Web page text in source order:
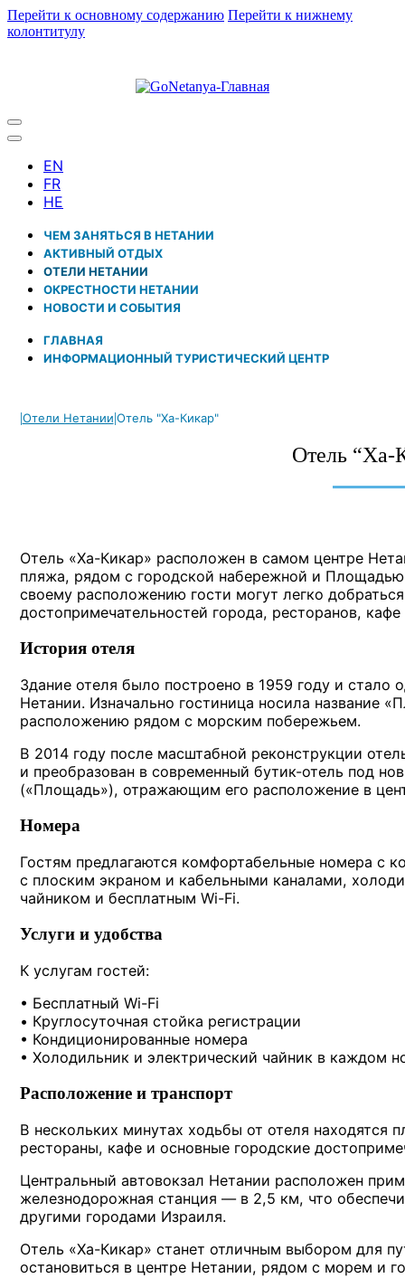
Перейти к основному содержанию Перейти к нижнему
колонтитулу
ЧЕМ ЗАНЯТЬСЯ В НЕТАНИИ
АКТИВНЫЙ ОТДЫХ
ОТЕЛИ НЕТАНИИ
ОКРЕСТНОСТИ НЕТАНИИ
НОВОСТИ И CОБЫТИЯ
ГЛАВНАЯ
ИНФОРМАЦИОННЫЙ ТУРИСТИЧЕСКИЙ ЦЕНТР
|Отели Нетании|Отель "Ха-Кикар"
Отель “Ха-
Отель «Ха-Кикар» расположен в самом центре
пляжа, рядом с городской набережной и
своему расположению гости могут легко
достопримечательностей города, ресторанов, кафе
История отеля
Здание отеля было построено в 1959 году и стало
Нетании. Изначально гостиница носила название
расположению рядом с морским побережьем.
В 2014 году после масштабной реконструкции
и преобразован в современный бутик-отель под
(«Площадь»), отражающим его расположение в
Номера
Гостям предлагаются комфортабельные номера с
с плоским экраном и кабельными каналами,
чайником и бесплатным Wi-Fi.
Услуги и удобства
К услугам гостей:
• Бесплатный Wi-Fi
• Круглосуточная стойка регистрации
• Кондиционированные номера
• Холодильник и электрический чайник в каждом
Расположение и транспорт
В нескольких минутах ходьбы от отеля находятся
рестораны, кафе и основные городские
Центральный автовокзал Нетании расположен
железнодорожная станция — в 2,5 км, что
другими городами Израиля.
Отель «Ха-Кикар» станет отличным выбором для
остановиться в центре Нетании, рядом с морем и